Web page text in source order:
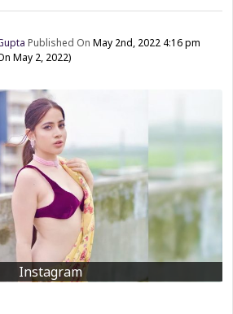
Published OnMay 2nd, 2022 4:16 pm
May 2, 2022)
Instagram